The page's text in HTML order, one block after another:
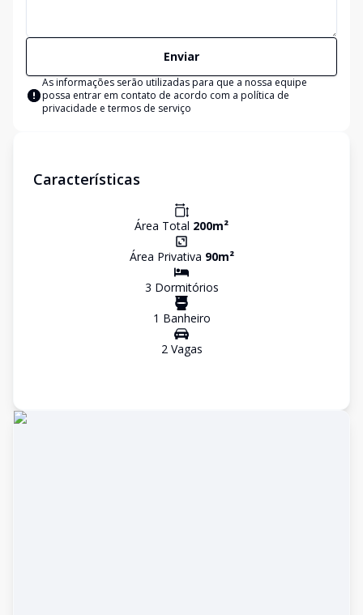
Enviar
As informações serão utilizadas para que a nossa equipe
possa entrar em contato de acordo com a política de
privacidade e termos de serviço
Características
Área Total 200m²
Área Privativa 90m²
3 Dormitórios
1 Banheiro
2Vagas